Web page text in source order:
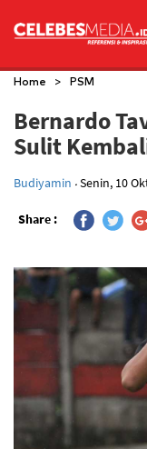
Home > PSM
Bernardo
Sulit
Budiyamin .Senin, 10
Share :